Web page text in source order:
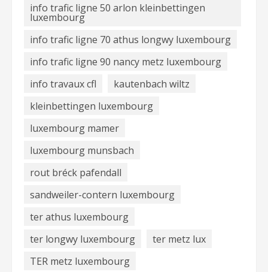
info trafic ligne 50 arlon kleinbettingen
luxembourg
info trafic ligne 70 athus longwy luxembourg
info trafic ligne 90 nancy metz luxembourg
info travaux cfl
kautenbach wiltz
kleinbettingen luxembourg
luxembourg mamer
luxembourg munsbach
rout bréck pafendall
sandweiler-contern luxembourg
ter athus luxembourg
ter longwy luxembourg
ter metz lux
TER metz luxembourg